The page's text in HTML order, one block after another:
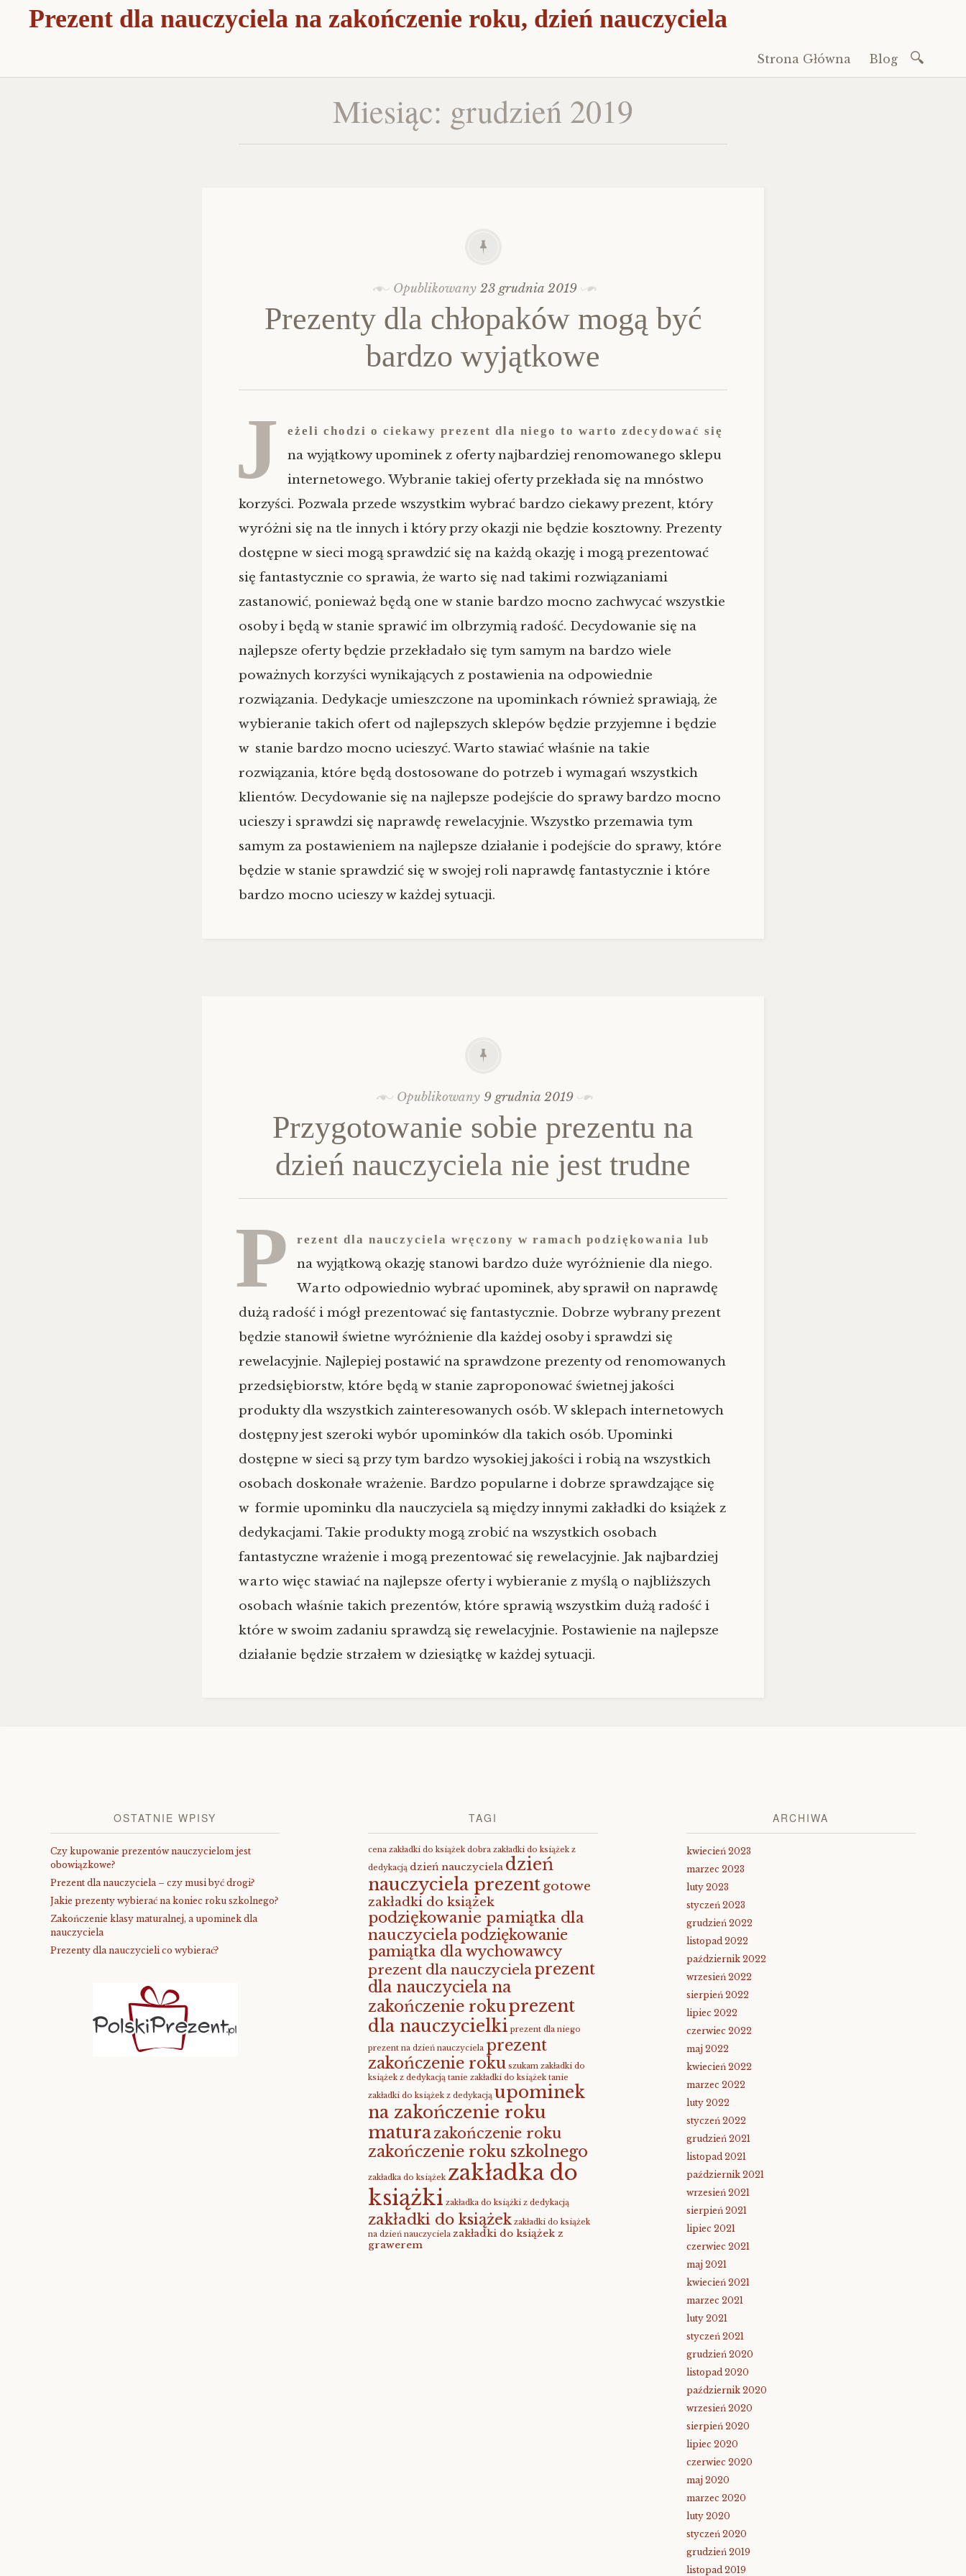
Prezent dla nauczyciela na zakończenie roku, dzień nauczyciela
Przeskocz
do
Strona Główna Blog
Miesiąc: grudzień 2019
Opublikowany23 grudnia 2019
Prezenty dla chłopaków mogą być
bardzo wyjątkowe
J eżeli chodzi o ciekawy prezent dla niego to warto zdecydować się
na wyjątkowy upominek z oferty najbardziej renomowanego sklepu
internetowego. Wybranie takiej oferty przekłada się na mnóstwo
korzyści. Pozwala przede wszystkim wybrać bardzo ciekawy prezent, który
wyróżni się na tle innych i który przy okazji nie będzie kosztowny. Prezenty
dostępne w sieci mogą sprawdzić się na każdą okazję i mogą prezentować
się fantastycznie co sprawia, że warto się nad takimi rozwiązaniami
zastanowić, ponieważ będą one w stanie bardzo mocno zachwycać wszystkie
osoby i będą w stanie sprawić im olbrzymią radość. Decydowanie się na
najlepsze oferty będzie przekładało się tym samym na bardzo wiele
poważnych korzyści wynikających z postawienia na odpowiednie
rozwiązania. Dedykacje umieszczone na upominkach również sprawiają, że
wybieranie takich ofert od najlepszych sklepów będzie przyjemne i będzie
w stanie bardzo mocno ucieszyć. Warto stawiać właśnie na takie
rozwiązania, które będą dostosowane do potrzeb i wymagań wszystkich
klientów. Decydowanie się na najlepsze podejście do sprawy bardzo mocno
ucieszy i sprawdzi się naprawdę rewelacyjnie. Wszystko przemawia tym
samym za postawieniem na najlepsze działanie i podejście do sprawy, które
będzie w stanie sprawdzić się w swojej roli naprawdę fantastycznie i które
bardzo mocno ucieszy w każdej sytuacji.
Opublikowany 9 grudnia 2019
Przygotowanie sobie prezentu na
dzień nauczyciela nie jest trudne
P rezent dla nauczyciela wręczony w ramach podziękowania lub
na wyjątkową okazję stanowi bardzo duże wyróżnienie dla niego.
Warto odpowiednio wybrać upominek, aby sprawił on naprawdę
dużą radość i mógł prezentować się fantastycznie. Dobrze wybrany prezent
będzie stanowił świetne wyróżnienie dla każdej osoby i sprawdzi się
rewelacyjnie. Najlepiej postawić na sprawdzone prezenty od renomowanych
przedsiębiorstw, które będą w stanie zaproponować świetnej jakości
produkty dla wszystkich zainteresowanych osób. W sklepach internetowych
dostępny jest szeroki wybór upominków dla takich osób. Upominki
dostępne w sieci są przy tym bardzo wysokiej jakości i robią na wszystkich
osobach doskonałe wrażenie. Bardzo popularne i dobrze sprawdzające się
w formie upominku dla nauczyciela są między innymi zakładki do książek z
dedykacjami. Takie produkty mogą zrobić na wszystkich osobach
fantastyczne wrażenie i mogą prezentować się rewelacyjnie. Jak najbardziej
warto więc stawiać na najlepsze oferty i wybieranie z myślą o najbliższych
osobach właśnie takich prezentów, które sprawią wszystkim dużą radość i
które w swoim zadaniu sprawdzą się rewelacyjnie. Postawienie na najlepsze
działanie będzie strzałem w dziesiątkę w każdej sytuacji.
OSTATNIE WPISY
Czy kupowanie prezentów nauczycielom jest
obowiązkowe?
Prezent dla nauczyciela – czy musi być drogi?
Jakie prezenty wybierać na koniec roku szkolnego?
Zakończenie klasy maturalnej, a upominek dla
nauczyciela
Prezenty dla nauczycieli co wybierać?
TAGI
cena zakładki do książek dobra zakładki do książek z
dedykacją dzień nauczyciela dzień
nauczyciela prezent gotowe
zakładki do książek
podziękowanie pamiątka dla
nauczycielapodziękowanie
pamiątka dla wychowawcy
prezent dla nauczycielaprezent
dla nauczyciela na
zakończenie rokuprezent
dla nauczycielki prezent dla niego
prezent na dzień nauczyciela prezent
zakończenie roku szukam zakładki do
książek z dedykacją tanie zakładki do książek tanie
zakładki do książek z dedykacją upominek
na zakończenie roku
maturazakończenie roku
zakończenie roku szkolnego
zakładka do książek zakładka do
książki zakładka do książki z dedykacją
zakładki do książek zakładki do książek
na dzień nauczyciela zakładki do książek z
grawerem
ARCHIWA
kwiecień 2023
marzec 2023
luty 2023
styczeń 2023
grudzień 2022
listopad 2022
październik 2022
wrzesień 2022
sierpień 2022
lipiec 2022
czerwiec 2022
maj 2022
kwiecień 2022
marzec 2022
luty 2022
styczeń 2022
grudzień 2021
listopad 2021
październik 2021
wrzesień 2021
sierpień 2021
lipiec 2021
czerwiec 2021
maj 2021
kwiecień 2021
marzec 2021
luty 2021
styczeń 2021
grudzień 2020
listopad 2020
październik 2020
wrzesień 2020
sierpień 2020
lipiec 2020
czerwiec 2020
maj 2020
marzec 2020
luty 2020
styczeń 2020
grudzień 2019
listopad 2019